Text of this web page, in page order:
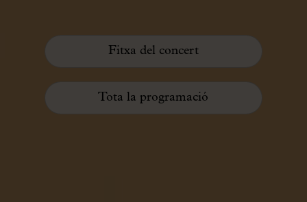
Fitxa del concert
Tota la programació